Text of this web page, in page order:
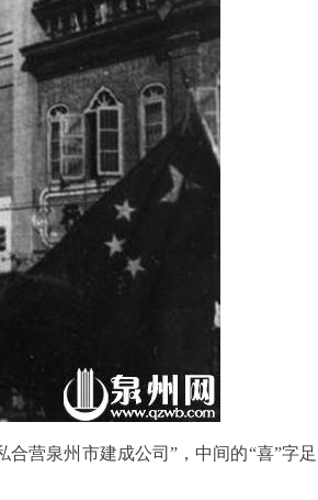
营泉州市建成公司”，中间的“喜”字足